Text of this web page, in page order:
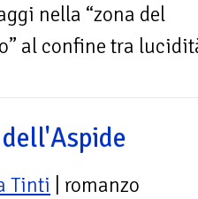
nella “zona del
al confine tra
Tinti | romanzo